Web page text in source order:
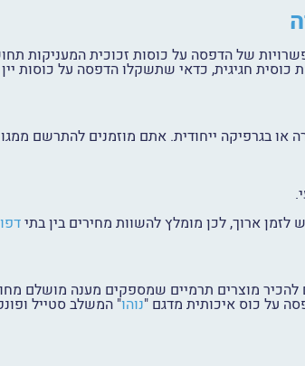
של הדפסה על כוסות זכוכית המעניקות
חגיגית, כדאי שתשקלו הדפסה על כוסות
או בגרפיקה ייחודית. אתם מוזמנים להתרשם
ארוך, לכן מומלץ להשוות מחירים בין בתי
מוצרים תרמיים שמספקים מענה מושלם
על כוס איכותית מדגם "נוהו" המשלב סטייל